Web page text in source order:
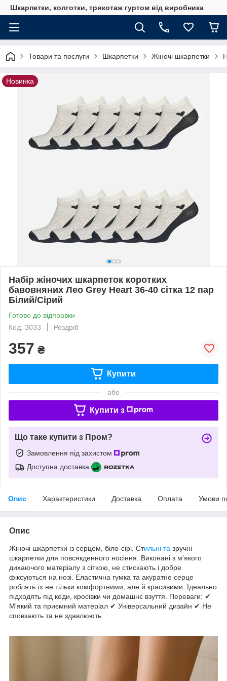
Шкарпетки, колготки, трикотаж гуртом від виробника
Товари та послуги Шкарпетки Жіночі шкарпетки
Новинка
Набір жіночих шкарпеток коротких
бавовняних Лео Grey Heart 36-40 сітка 12 пар
Білий/Сірий
Готово до відправки
Код: 3033
Роздріб
357 ₴
Купити
або
Купити з
Що таке купити з Пром?
Замовлення під захистом
Доступна доставка
Опис Характеристики Доставка Оплата Умови
Опис
Жіночі шкарпетки із серцем, біло-сірі. Стильні та зручні
шкарпетки для повсякденного носіння. Виконані з м'якого
дихаючого матеріалу з сіткою, не стискають і добре
фіксуються на нозі. Еластична гумка та акуратне серце
роблять їх не тільки комфортними, але й красивими. Ідеально
підходять під кеди, кросівки чи домашнє взуття. Переваги: ✔
М'який та приємний матеріал ✔ Універсальний дизайн ✔ Не
сповзають та не здавлюють